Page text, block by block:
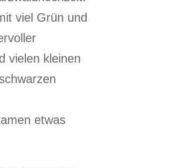
viel Grün und
vielen kleinen
etwas